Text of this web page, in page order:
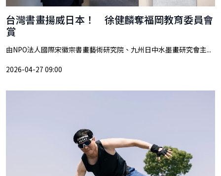
台灣書畫揚威日本！ 徐健麟奪福岡教育委員會
賞
由NPO法人國際宋徽宗書畫藝術研究院、九州日中水墨畫研究會主...
2026-04-27 09:00